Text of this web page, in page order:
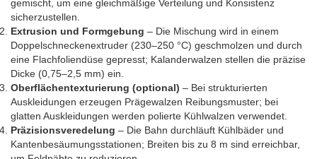
gemischt, um eine gleichmäßige Verteilung und Konsistenz
sicherzustellen.
Extrusion und Formgebung – Die Mischung wird in einem
Doppelschneckenextruder (230–250 °C) geschmolzen und durch
eine Flachfoliendüse gepresst; Kalanderwalzen stellen die präzise
Dicke (0,75–2,5 mm) ein.
Oberflächentexturierung (optional) – Bei strukturierten
Auskleidungen erzeugen Prägewalzen Reibungsmuster; bei
glatten Auskleidungen werden polierte Kühlwalzen verwendet.
Präzisionsveredelung – Die Bahn durchläuft Kühlbäder und
Kantenbesäumungsstationen; Breiten bis zu 8 m sind erreichbar,